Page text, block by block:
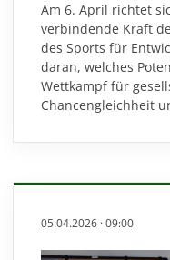
Am 6. April richtet
verbindende Kraft
des Sports für
daran, welches
Wettkampf für
Chancengleichheit
05.04.2026 ·09:00